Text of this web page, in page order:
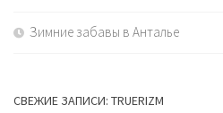
Зимние забавы в Анталье
СВЕЖИЕ ЗАПИСИ: TRUERIZM